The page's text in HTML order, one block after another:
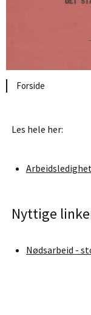
Forside
Les hele her:
Nyttige
Nødsarbeid -